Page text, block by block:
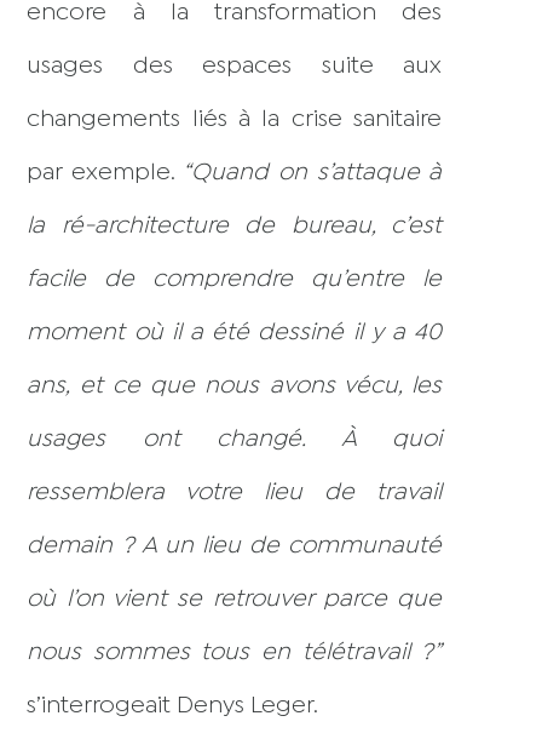
encore à la transformation des
usages des espaces suite aux
changements liés à la crise sanitaire
par exemple. “Quand on s’attaque à
la ré-architecture de bureau, c’est
facile de comprendre qu’entre le
moment où il a été dessiné il y a 40
ans, et ce que nous avons vécu, les
usages ont changé. À quoi
ressemblera votre lieu de travail
demain ? A un lieu de communauté
où l’on vient se retrouver parce que
nous sommes tous en télétravail ?”
s’interrogeait Denys Leger.